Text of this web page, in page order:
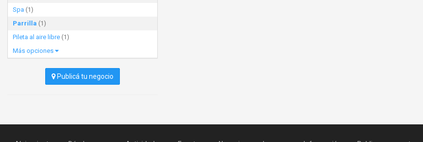
Spa (1)
Parrilla (1)
Pileta al aire libre (1)
Más opciones
Publicá tu negocio